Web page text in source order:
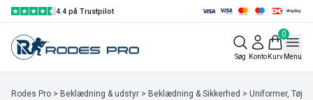
4.4 på Trustpilot
Søg Konto
0
KurvMenu
Rodes Pro > Beklædning & udstyr > Beklædning & Sikkerhed > Uniformer, Tøj &